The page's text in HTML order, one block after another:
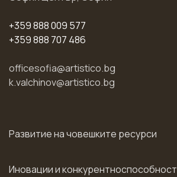
+359 888 009 577
+359 888 707 486
officesofia@artistico.bg
k.valchinov@artistico.bg
Развитие на човешките ресурси
Иновации и конкурентноспособност